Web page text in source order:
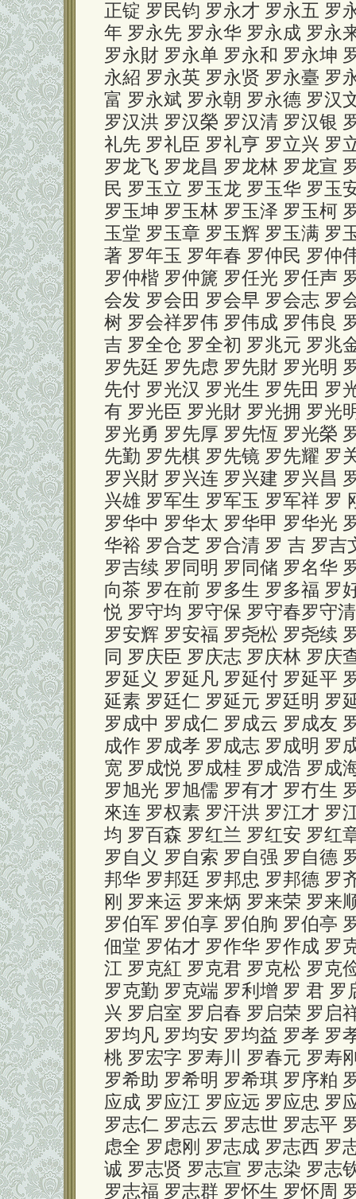
正锭 罗民钧 罗永才 罗永五 罗
年 罗永先 罗永华 罗永成 罗永
罗永財 罗永单 罗永和 罗永坤
永紹 罗永英 罗永贤 罗永臺 罗
富 罗永斌 罗永朝 罗永德 罗汉
罗汉洪 罗汉榮 罗汉清 罗汉银
礼先 罗礼臣 罗礼亨 罗立兴 罗
罗龙飞 罗龙昌 罗龙林 罗龙宣
民 罗玉立 罗玉龙 罗玉华 罗玉
罗玉坤 罗玉林 罗玉泽 罗玉柯
玉堂 罗玉章 罗玉辉 罗玉满 罗
著 罗年玉 罗年春 罗仲民 罗仲
罗仲楷 罗仲篪 罗任光 罗任声
会发 罗会田 罗会早 罗会志 罗
树 罗会祥罗伟 罗伟成 罗伟良
吉 罗全仓 罗全初 罗兆元 罗兆
罗先廷 罗先虑 罗先財 罗光明
先付 罗光汉 罗光生 罗先田 罗
有 罗光臣 罗光財 罗光拥 罗光
罗光勇 罗先厚 罗先恆 罗光榮
先勤 罗先棋 罗先镜 罗先耀 罗
罗兴財 罗兴连 罗兴建 罗兴昌
兴雄 罗军生 罗军玉 罗军祥 罗
罗华中 罗华太 罗华甲 罗华光
华裕 罗合芝 罗合清 罗 吉 罗
罗吉续 罗同明 罗同储 罗名华
向茶 罗在前 罗多生 罗多福 罗
悦 罗守均 罗守保 罗守春罗守
罗安辉 罗安福 罗尧松 罗尧续
同 罗庆臣 罗庆志 罗庆林 罗庆
罗延义 罗延凡 罗延付 罗延平
延素 罗廷仁 罗延元 罗廷明 罗
罗成中 罗成仁 罗成云 罗成友
成作 罗成孝 罗成志 罗成明 罗
宽 罗成悦 罗成桂 罗成浩 罗成
罗旭光 罗旭儒 罗有才 罗冇生
來连 罗权素 罗汗洪 罗江才 罗
均 罗百森 罗红兰 罗红安 罗红
罗自义 罗自索 罗自强 罗自德
邦华 罗邦廷 罗邦忠 罗邦德 罗
刚 罗来运 罗来炳 罗来荣 罗来
罗伯军 罗伯享 罗伯朐 罗伯亭
佃堂 罗佑才 罗作华 罗作成 罗
江 罗克紅 罗克君 罗克松 罗克
罗克勤 罗克端 罗利增 罗 君
兴 罗启室 罗启春 罗启荣 罗启
罗均凡 罗均安 罗均益 罗孝 罗
桃 罗宏字 罗寿川 罗春元 罗寿
罗希助 罗希明 罗希琪 罗序粕
应成 罗应江 罗应远 罗应忠 罗
罗志仁 罗志云 罗志世 罗志平
虑全 罗虑刚 罗志成 罗志西 罗
诚 罗志贤 罗志宣 罗志染 罗志
罗志福 罗志群 罗怀生 罗怀周